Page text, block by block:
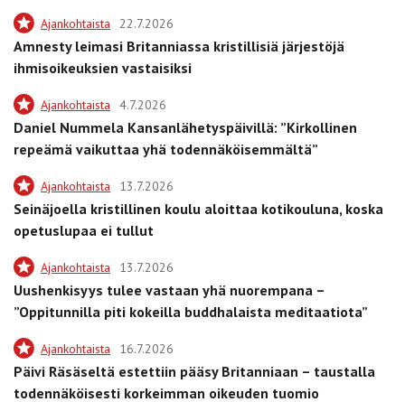
Ajankohtaista 22.7.2026
Amnesty leimasi Britanniassa kristillisiä järjestöjä
ihmisoikeuksien vastaisiksi
Ajankohtaista 4.7.2026
Daniel Nummela Kansanlähetyspäivillä: ”Kirkollinen
repeämä vaikuttaa yhä todennäköisemmältä”
Ajankohtaista 13.7.2026
Seinäjoella kristillinen koulu aloittaa kotikouluna, koska
opetuslupaa ei tullut
Ajankohtaista 13.7.2026
Uushenkisyys tulee vastaan yhä nuorempana –
”Oppitunnilla piti kokeilla buddhalaista meditaatiota”
Ajankohtaista 16.7.2026
Päivi Räsäseltä estettiin pääsy Britanniaan – taustalla
todennäköisesti korkeimman oikeuden tuomio